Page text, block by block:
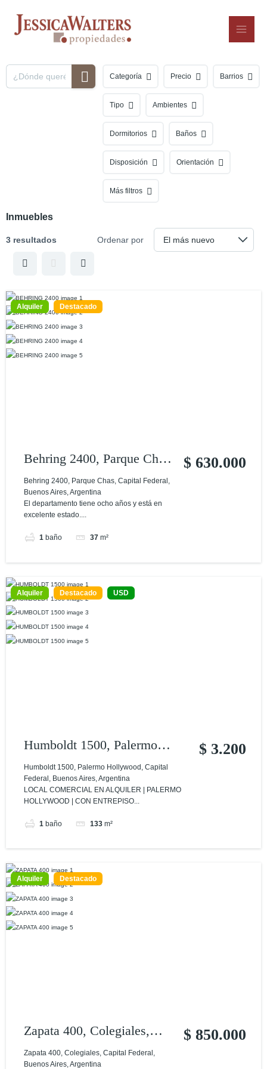
contenido
Categoría Precio Barrios
Tipo Ambientes
Dormitorios Baños
Disposición Orientación
Más filtros
Inmuebles
3 resultados Ordenar por
Alquiler Destacado
Behring 2400, Parque Chas,
Capital Federal, Buenos
Aires, Argentina
Behring 2400, Parque Chas, Capital Federal,
Buenos Aires, Argentina
El departamento tiene ocho años y está en
excelente estado....
1 baño 37 m²
$ 630.000
Alquiler Destacado USD
Humboldt 1500, Palermo
Hollywood, Capital Federal,
Buenos Aires, Argentina
Humboldt 1500, Palermo Hollywood, Capital
Federal, Buenos Aires, Argentina
LOCAL COMERCIAL EN ALQUILER | PALERMO
HOLLYWOOD | CON ENTREPISO...
1 baño 133 m²
$ 3.200
Alquiler Destacado
Zapata 400, Colegiales,
Capital Federal, Buenos
Zapata 400, Colegiales, Capital Federal,
Buenos Aires, Argentina
$ 850.000